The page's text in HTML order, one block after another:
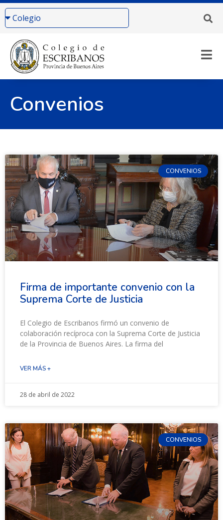
Convenios
CONVENIOS
Firma de importante convenio con la
Suprema Corte de Justicia
El Colegio de Escribanos firmó un convenio de
colaboración recíproca con la Suprema Corte de Justicia
de la Provincia de Buenos Aires. La firma del
VER MÁS +
28 de abril de 2022
CONVENIOS